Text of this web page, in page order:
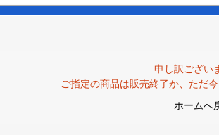
申し訳ござい
ご指定の商品は販売終了か、ただ
ホームへ